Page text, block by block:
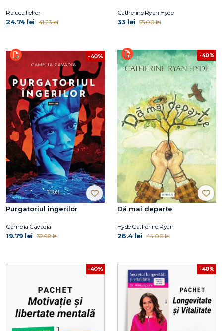
Raluca Feher
24.74 lei 41.23 lei
Catherine Ryan Hyde
33 lei 55.00 lei
-40%
Purgatoriul îngerilor
Camelia Cavadia
19.79 lei 32.98 lei
-40%
Dă mai departe
Hyde Catherine Ryan
26.4 lei 44.00 lei
-40% -40%